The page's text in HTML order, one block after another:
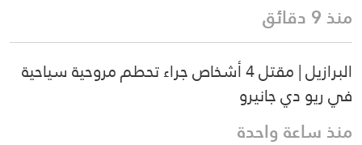
منذ 9 دقائق
البرازيل | مقتل 4 أشخاص جراء تحطم مروحية سياحية
في ريو دي جانيرو
منذ ساعة واحدة